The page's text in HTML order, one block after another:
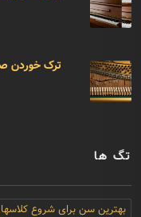
ترک خوردن
تگ ها
بهترین سن برای شروع